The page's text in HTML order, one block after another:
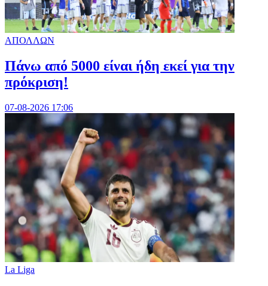
ΑΠΟΛΛΩΝ
Πάνω από 5000 είναι ήδη εκεί για την
πρόκριση!
07-08-2026 17:06
La Liga